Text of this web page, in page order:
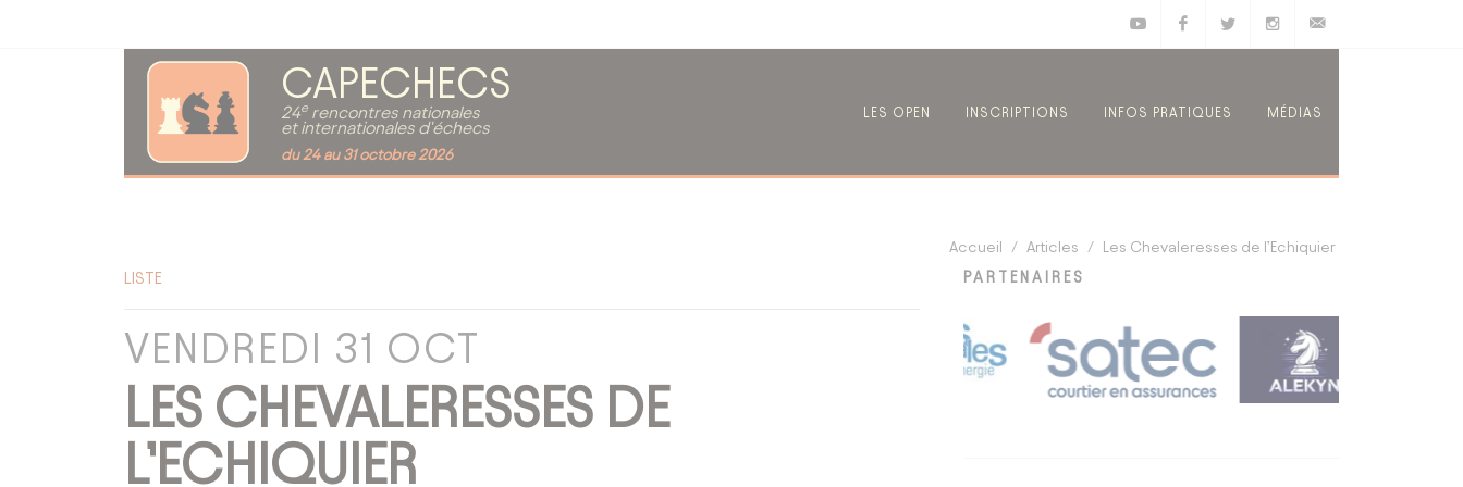
Youtube FacebookTwitter Instagram
CAPECHECS
24e rencontres nationales
et internationales d'échecs
du 24 au 31 octobre 2026
LES OPEN INSCRIPTIONS INFOS PRATIQUES MÉDIAS
Accueil Articles Les Chevaleresses de l’Echiquier
LISTE
VENDREDI 31 OCT
LES CHEVALERESSES DE
L’ECHIQUIER
PARTENAIRES